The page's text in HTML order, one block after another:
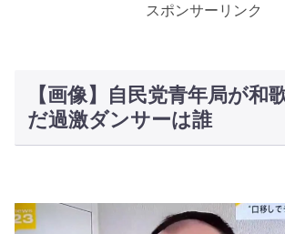
スポンサーリンク
【画像】自民党青年局が和
だ過激ダンサーは誰